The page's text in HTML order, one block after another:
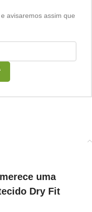
avisaremos assim que
uma
Dry Fit